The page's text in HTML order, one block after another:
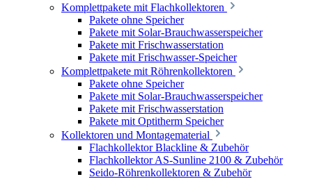
Komplettpakete mit Flachkollektoren
Pakete ohne Speicher
Pakete mit Solar-Brauchwasserspeicher
Pakete mit Frischwasserstation
Pakete mit Frischwasser-Speicher
Komplettpakete mit Röhrenkollektoren
Pakete ohne Speicher
Pakete mit Solar-Brauchwasserspeicher
Pakete mit Frischwasserstation
Pakete mit Optitherm Speicher
Kollektoren und Montagematerial
Flachkollektor Blackline & Zubehör
Flachkollektor AS-Sunline 2100 & Zubehör
Seido-Röhrenkollektoren & Zubehör